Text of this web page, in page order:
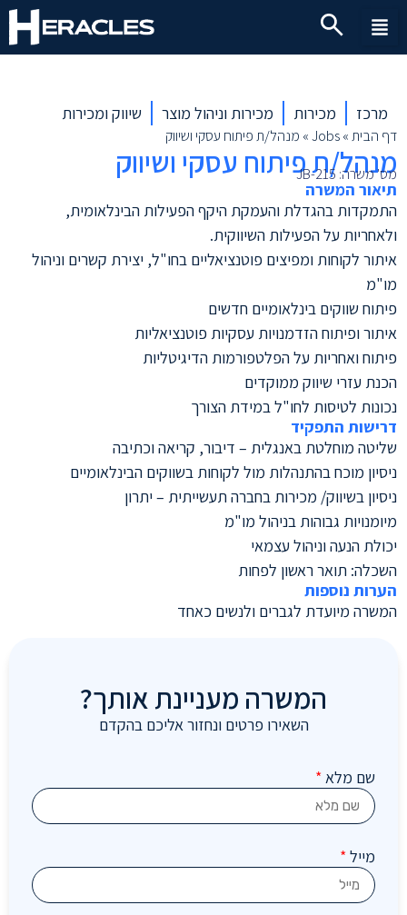
המשרה מעניינת אותך?
השאירו פרטים ונחזור אליכם בהקדם
שם מלא *
מייל *
מרכז מכירות מכירות וניהול מוצר שיווק ומכירות
דף הבית»
Jobs
» מנהל/ת פיתוח עסקי ושיווק
מנהל/ת פיתוח עסקי ושיווק
מס' משרה: JB-215
תיאור המשרה
התמקדות בהגדלת והעמקת היקף הפעילות הבינלאומית,
ולאחריות על הפעילות השיווקית.
איתור לקוחות ומפיצים פוטנציאליים בחו"ל, יצירת קשרים וניהול
מו"מ
פיתוח שווקים בינלאומיים חדשים
איתור ופיתוח הזדמנויות עסקיות פוטנציאליות
פיתוח ואחריות על הפלטפורמות הדיגיטליות
הכנת עזרי שיווק ממוקדים
נכונות לטיסות לחו"ל במידת הצורך
דרישות התפקיד
שליטה מוחלטת באנגלית – דיבור, קריאה וכתיבה
ניסיון מוכח בהתנהלות מול לקוחות בשווקים הבינלאומיים
ניסיון בשיווק/ מכירות בחברה תעשייתית – יתרון
מיומנויות גבוהות בניהול מו"מ
יכולת הנעה וניהול עצמאי
השכלה: תואר ראשון לפחות
הערות נוספות
המשרה מיועדת לגברים ולנשים כאחד